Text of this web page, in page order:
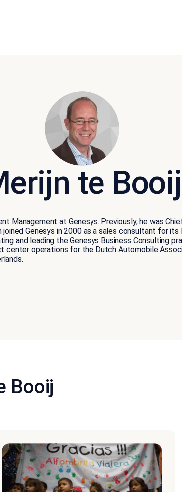
te Booij
Management at Genesys. Previously, he was
Genesys in 2000 as a sales consultant for
and leading the Genesys Business Consulting
operations for the Dutch Automobile
Booij